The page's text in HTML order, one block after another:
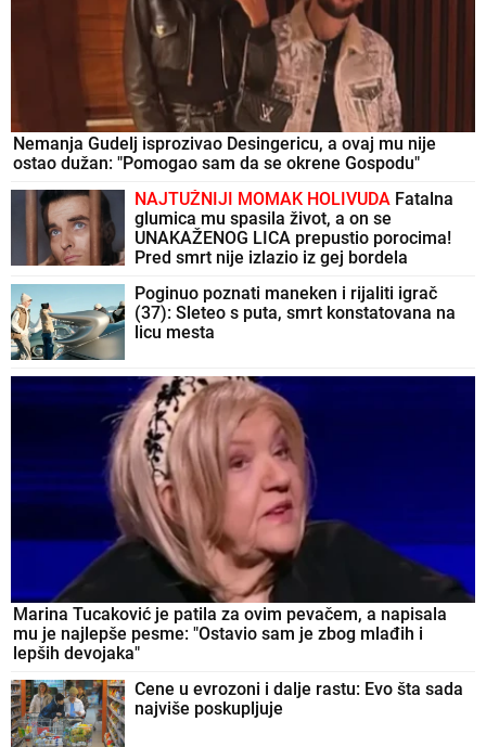
Nemanja Gudelj isprozivao Desingericu, a ovaj mu nije
ostao dužan: "Pomogao sam da se okrene Gospodu"
NAJTUŽNIJI MOMAK HOLIVUDA Fatalna
glumica mu spasila život, a on se
UNAKAŽENOG LICA prepustio porocima!
Pred smrt nije izlazio iz gej bordela
Poginuo poznati maneken i rijaliti igrač
(37): Sleteo s puta, smrt konstatovana na
licu mesta
Marina Tucaković je patila za ovim pevačem, a napisala
mu je najlepše pesme: "Ostavio sam je zbog mlađih i
lepših devojaka"
Cene u evrozoni i dalje rastu: Evo šta sada
najviše poskupljuje